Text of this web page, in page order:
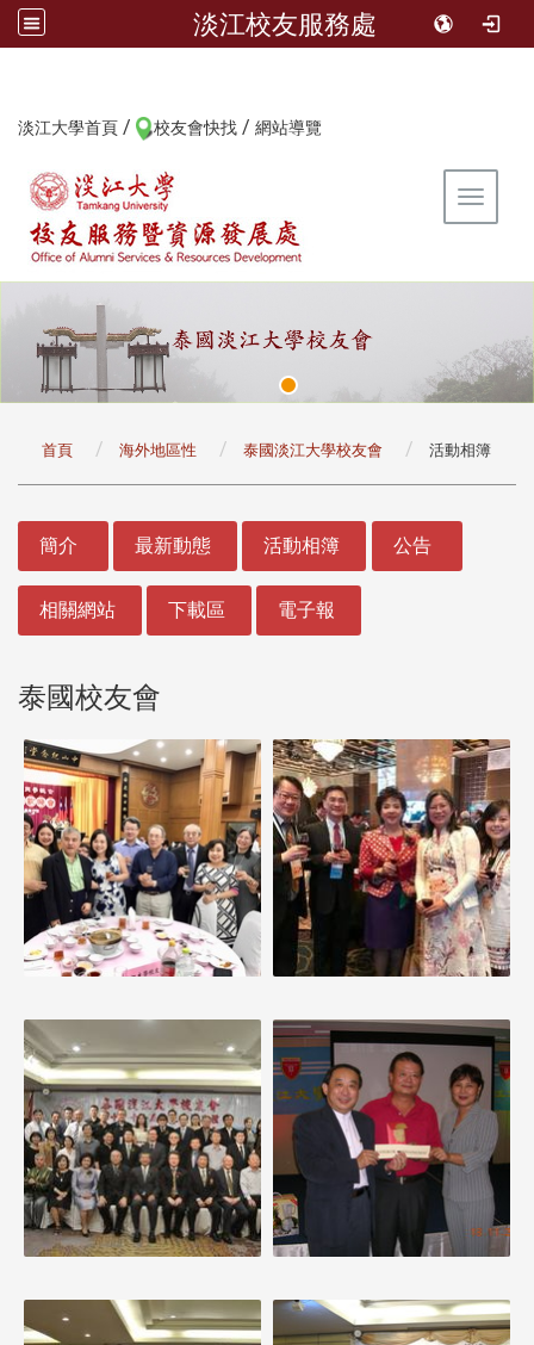
淡江校友服務處
淡江大學首頁 / 校友會快找 / 網站導覽
Toggle
首頁 海外地區性 泰國淡江大學校友會 活動相簿
簡介 最新動態 活動相簿 公告
相關網站 下載區 電子報
泰國校友會